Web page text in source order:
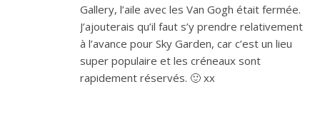
Gallery, l’aile avec les Van Gogh était fermée.
J’ajouterais qu’il faut s’y prendre relativement
à l’avance pour Sky Garden, car c’est un lieu
super populaire et les créneaux sont
rapidement réservés. 🙂 xx